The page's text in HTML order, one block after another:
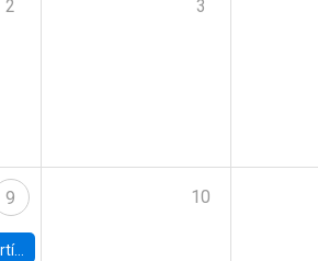
2 3
9
UC
10